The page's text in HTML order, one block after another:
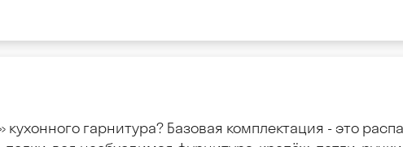
кухонного гарнитура? Базовая комплектация - это